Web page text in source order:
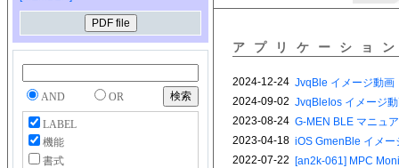
AND OR
LABEL
機能
書式
アプリケーショ